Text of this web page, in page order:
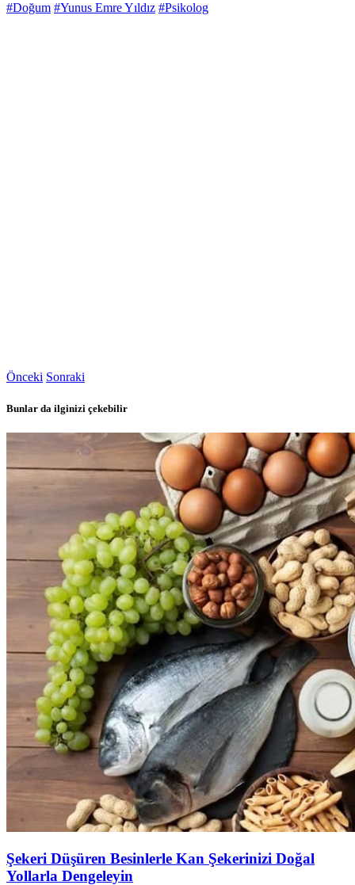
#Doğum #Yunus Emre Yıldız #Psikolog
Önceki Sonraki
Bunlar da ilginizi çekebilir
Şekeri Düşüren Besinlerle Kan Şekerinizi Doğal
Yollarla Dengeleyin